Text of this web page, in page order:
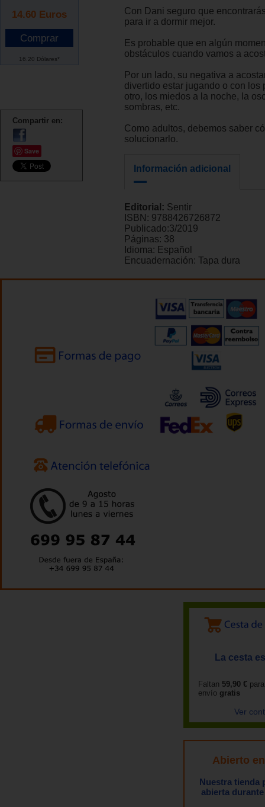
14.60 Euros
16.20 Dólares*
Compartir en:
Save
Con Dani seguro que
para ir a dormir mejor.
Es probable que en algún
obstáculos cuando vamos a
Por un lado, su negativa a
divertido estar jugando o con los
otro, los miedos a la noche, la
sombras, etc.
Como adultos, debemos saber
solucionarlo.
Información adicional
Editorial: Sentir
ISBN: 9788426726872
Publicado:3/2019
Páginas: 38
Idioma: Español
Encuadernación: Tapa dura
La cesta
Faltan 59,90 €
envío gratis
Ver
Abierto
Nuestra tienda
abierta